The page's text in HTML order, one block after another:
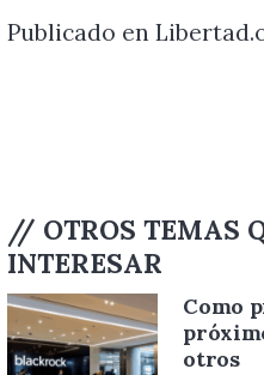
Publicado en
// OTROS TEMAS
INTERESAR
Como
otros